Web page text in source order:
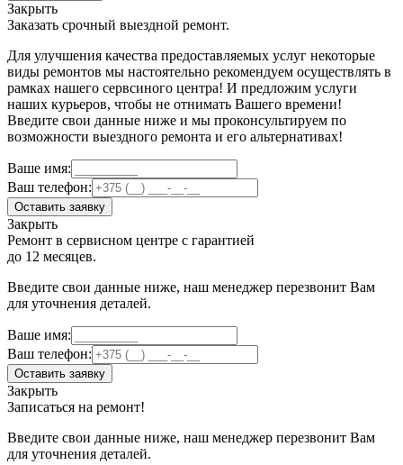
Закрыть
Заказать срочный выездной ремонт.
Для улучшения качества предоставляемых услуг некоторые
виды ремонтов мы настоятельно рекомендуем осуществлять в
рамках нашего сервсиного центра! И предложим услуги
наших курьеров, чтобы не отнимать Вашего времени!
Введите свои данные ниже и мы проконсультируем по
возможности выездного ремонта и его альтернативах!
Ваше имя:
Ваш телефон:
Оставить заявку
Закрыть
Ремонт в сервисном центре с гарантией
до 12 месяцев.
Введите свои данные ниже, наш менеджер перезвонит Вам
для уточнения деталей.
Ваше имя:
Ваш телефон:
Оставить заявку
Закрыть
Записаться на ремонт!
Введите свои данные ниже, наш менеджер перезвонит Вам
для уточнения деталей.